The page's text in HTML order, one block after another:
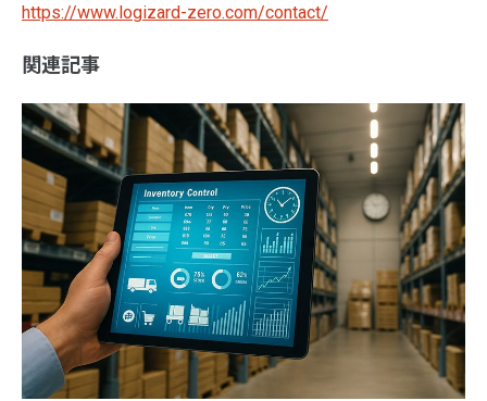
https://www.logizard-zero.com/contact/
関連記事